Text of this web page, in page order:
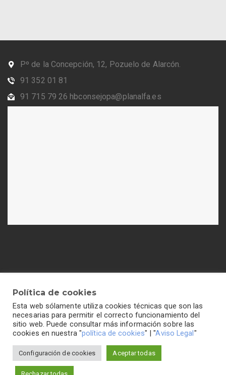
Pº de la Concepción, 12, Pozuelo de Alarcón.
91 352 01 81
91 715 79 26 hbconsejopa@planalfa.es
Política de cookies-Política de privacidad-Aviso legal
Colegio Hogar del Buen Consejo©2026 Todos los
Política de cookies
Esta web sólamente utiliza cookies técnicas que son las
necesarias para permitir el correcto funcionamiento del
sitio web. Puede consultar más información sobre las
cookies en nuestra "política de cookies" | "Aviso Legal"
Configuración de cookies Aceptar todas